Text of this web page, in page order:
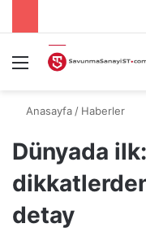
Menü
Anasayfa / Haberler
Dünyada
detay